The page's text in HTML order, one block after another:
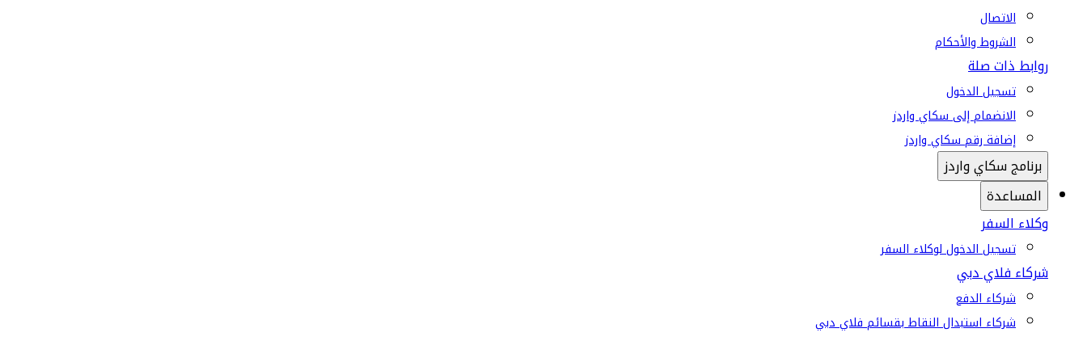
الاتصال
الشروط والأحكام
روابط ذات صلة
تسجيل الدخول
الانضمام إلى سكاي واردز
إضافة رقم سكاي واردز
برنامج سكاي واردز
المساعدة
وكلاء السفر
تسجيل الدخول لوكلاء السفر
شركاء فلاي دبي
شركاء الدفع
شركاء استبدال النقاط بقسائم فلاي دبي